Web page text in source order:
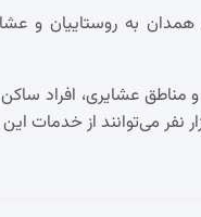
توسط ۵۰ کارگزاری در استان